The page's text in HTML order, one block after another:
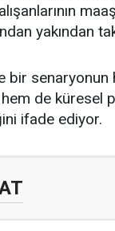
yakından
bir
de küresel
ifade ediyor.